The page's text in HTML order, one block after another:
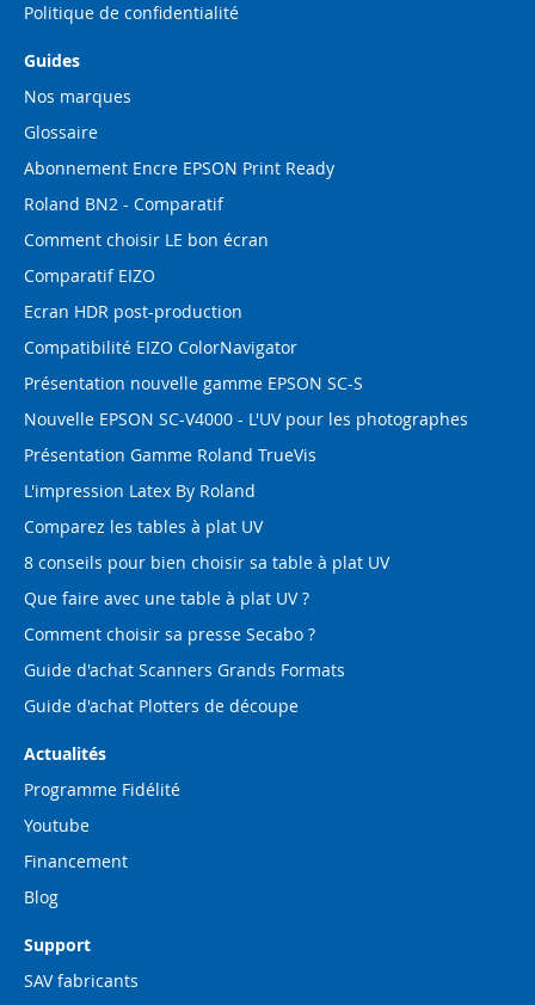
Politique de confidentialité
Guides
Nos marques
Glossaire
Abonnement Encre EPSON Print Ready
Roland BN2 - Comparatif
Comment choisir LE bon écran
Comparatif EIZO
Ecran HDR post-production
Compatibilité EIZO ColorNavigator
Présentation nouvelle gamme EPSON SC-S
Nouvelle EPSON SC-V4000 - L'UV pour les photographes
Présentation Gamme Roland TrueVis
L'impression Latex By Roland
Comparez les tables à plat UV
8 conseils pour bien choisir sa table à plat UV
Que faire avec une table à plat UV ?
Comment choisir sa presse Secabo ?
Guide d'achat Scanners Grands Formats
Guide d'achat Plotters de découpe
Actualités
Programme Fidélité
Youtube
Financement
Blog
Support
SAV fabricants